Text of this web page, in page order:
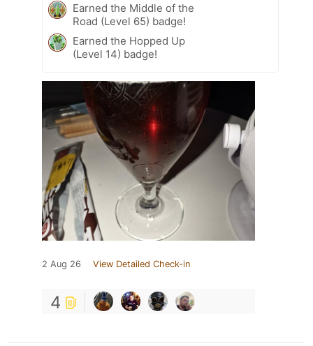
Earned the Middle of the
Road (Level 65) badge!
Earned the Hopped Up
(Level 14) badge!
2 Aug 26 View Detailed Check-in
4